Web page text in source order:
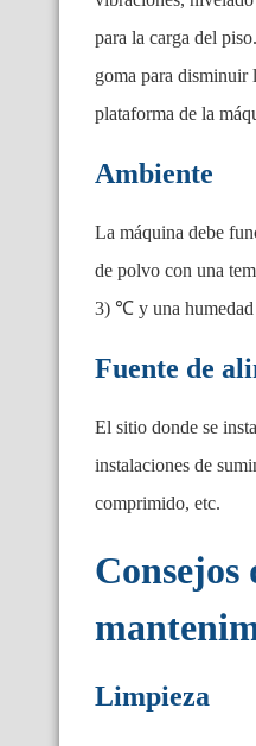
para la carga del
goma para disminuir
plataforma de la
Ambiente
La máquina debe
de polvo con una
3) ℃ y una humedad
Fuente de
El sitio donde se
instalaciones de
comprimido, etc.
Consejos
Limpieza